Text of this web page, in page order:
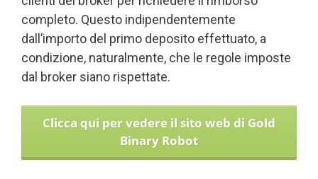
completo. Questo indipendentemente
dall’importo del primo deposito effettuato, a
condizione, naturalmente, che le regole imposte
dal broker siano rispettate.
Clicca qui per vedere il sito web di Gold
Binary Robot